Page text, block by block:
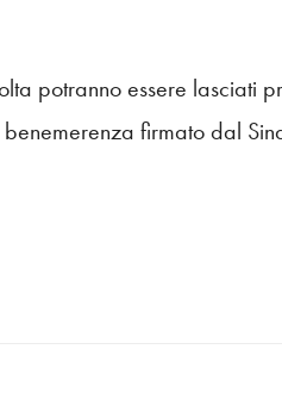
potranno essere lasciati
firmato dal